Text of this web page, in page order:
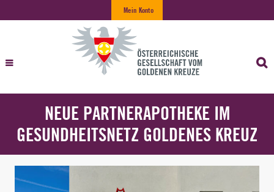
Mein Konto
NEUE PARTNERAPOTHEKE IM
GESUNDHEITSNETZ GOLDENES KREUZ